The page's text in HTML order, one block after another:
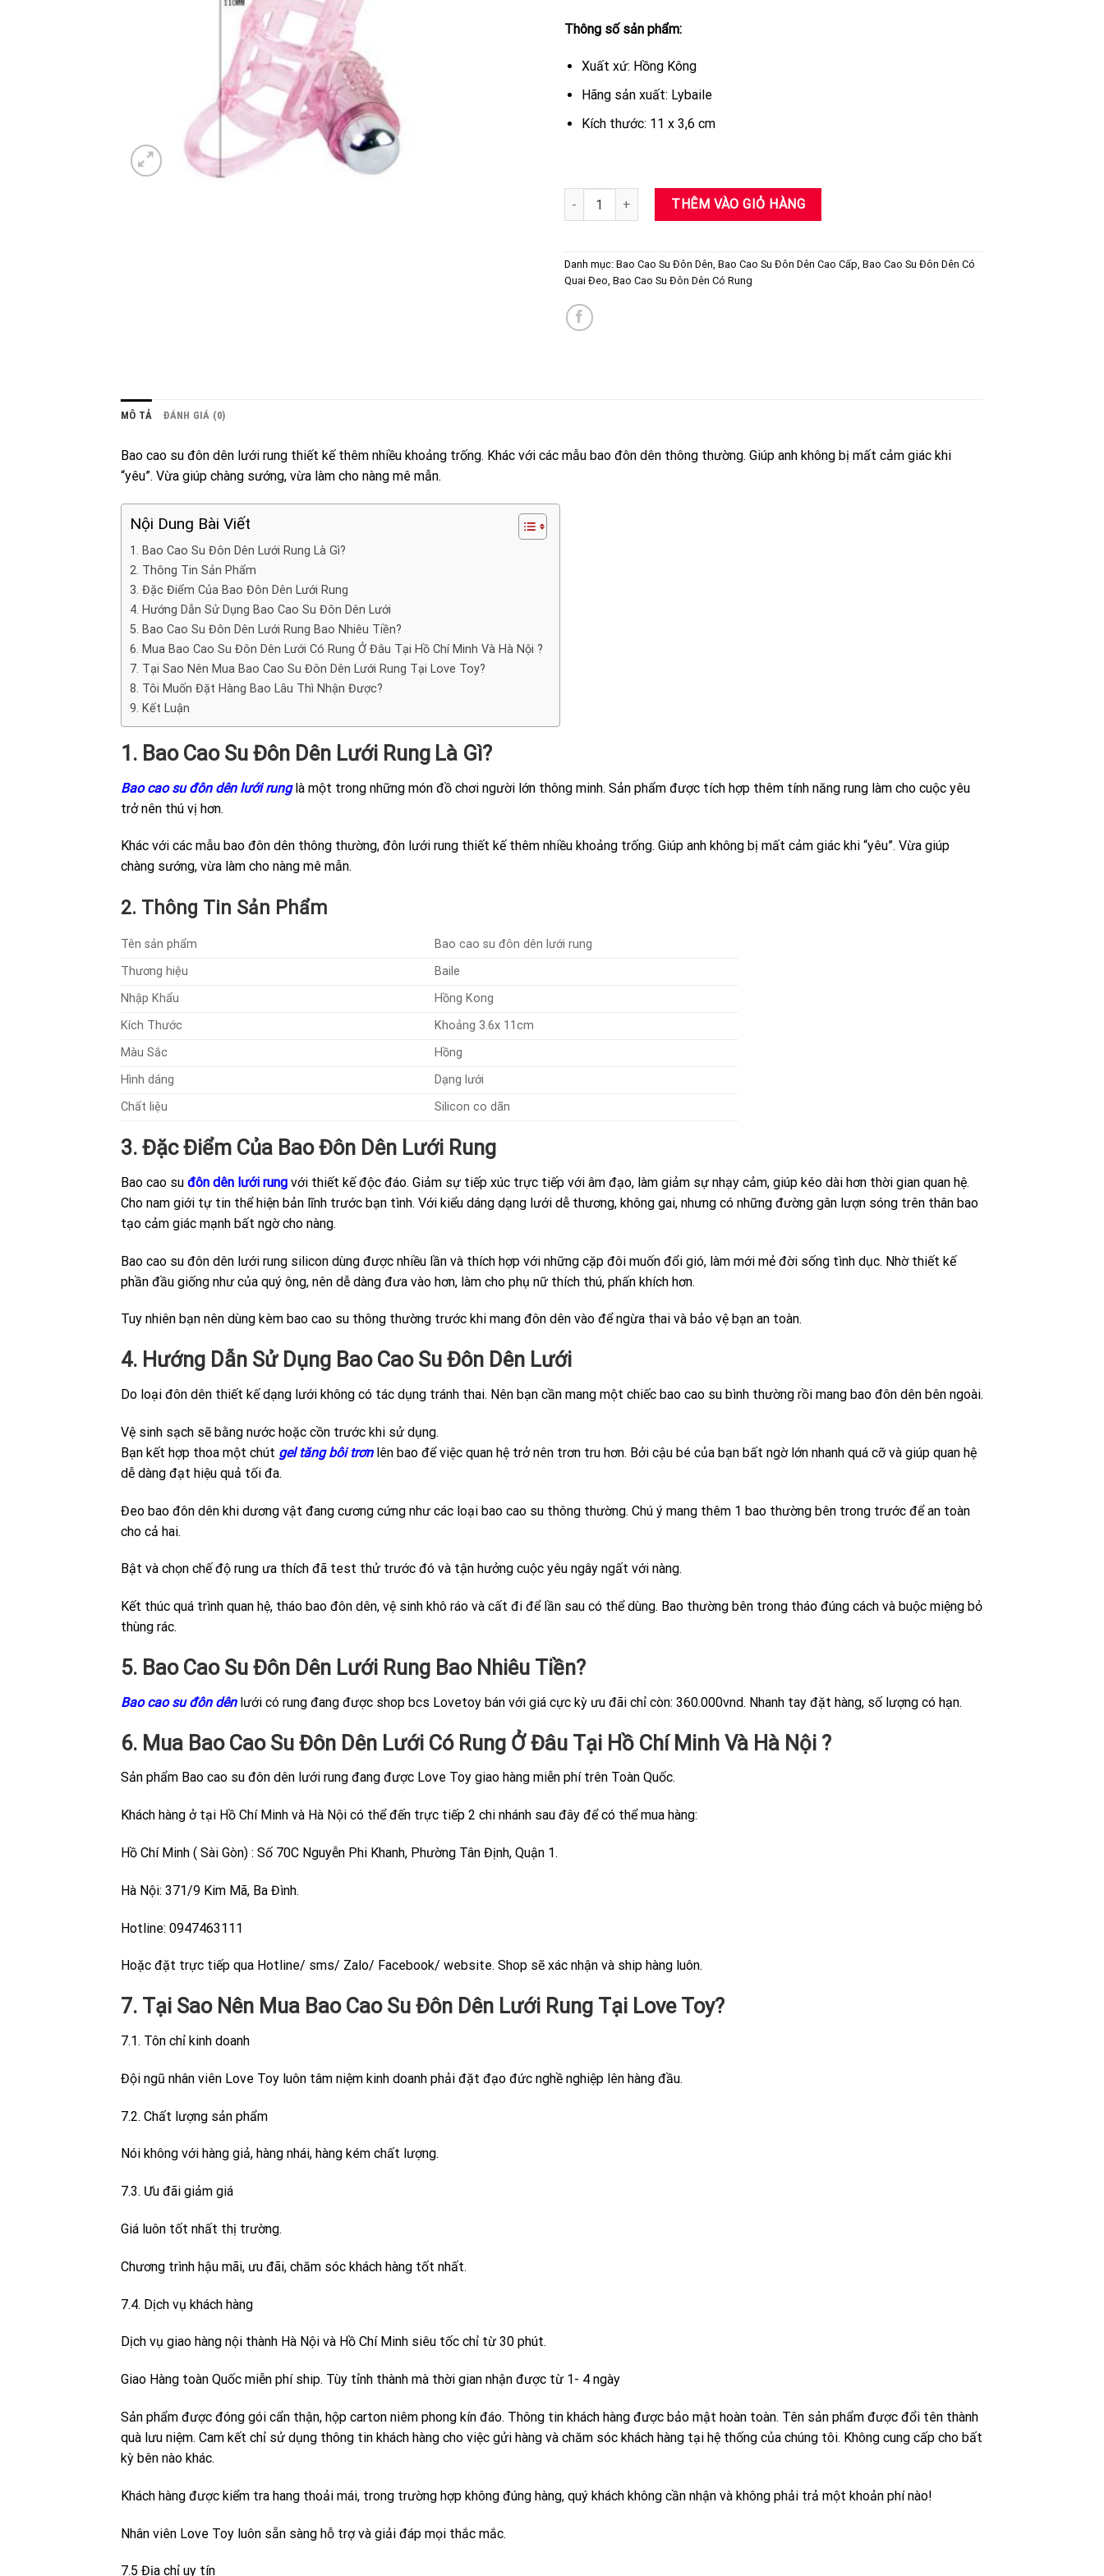
Thông số sản phẩm:
Xuất xứ: Hồng Kông
Hãng sản xuất: Lybaile
Kích thước: 11 x 3,6 cm
Bao Cao Su Đôn Dên Lưới Rung - Vừa Chân Thật Lại Khiến Nàng Mê Mẫn số lượng
THÊM VÀO GIỎ HÀNG
Danh mục: Bao Cao Su Đôn Dên, Bao Cao Su Đôn Dên Cao Cấp, Bao Cao Su Đôn Dên Có
Quai Đeo, Bao Cao Su Đôn Dên Có Rung
MÔ TẢ ĐÁNH GIÁ (0)
Bao cao su đôn dên lưới rung thiết kế thêm nhiều khoảng trống. Khác với các mẫu bao đôn dên thông thường. Giúp anh không bị mất cảm giác khi
“yêu”. Vừa giúp chàng sướng, vừa làm cho nàng mê mẫn.
Nội Dung Bài Viết
1. Bao Cao Su Đôn Dên Lưới Rung Là Gì?
2. Thông Tin Sản Phẩm
3. Đặc Điểm Của Bao Đôn Dên Lưới Rung
4. Hướng Dẫn Sử Dụng Bao Cao Su Đôn Dên Lưới
5. Bao Cao Su Đôn Dên Lưới Rung Bao Nhiêu Tiền?
6. Mua Bao Cao Su Đôn Dên Lưới Có Rung Ở Đâu Tại Hồ Chí Minh Và Hà Nội ?
7. Tại Sao Nên Mua Bao Cao Su Đôn Dên Lưới Rung Tại Love Toy?
8. Tôi Muốn Đặt Hàng Bao Lâu Thì Nhận Được?
9. Kết Luận
1. Bao Cao Su Đôn Dên Lưới Rung Là Gì?
Bao cao su đôn dên lưới runglà một trong những món đồ chơi người lớn thông minh. Sản phẩm được tích hợp thêm tính năng rung làm cho cuộc yêu
trở nên thú vị hơn.
Khác với các mẫu bao đôn dên thông thường, đôn lưới rung thiết kế thêm nhiều khoảng trống. Giúp anh không bị mất cảm giác khi “yêu”. Vừa giúp
chàng sướng, vừa làm cho nàng mê mẫn.
2. Thông Tin Sản Phẩm
Tên sản phẩm
Bao cao su đôn dên lưới rung
Thương hiệu
Baile
Nhập Khẩu
Hồng Kong
Kích Thước
Khoảng 3.6x 11cm
Màu Sắc
Hồng
Hình dáng
Dạng lưới
Chất liệu
Silicon co dãn
3. Đặc Điểm Của Bao Đôn Dên Lưới Rung
Bao cao su đôn dên lưới rung với thiết kế độc đáo. Giảm sự tiếp xúc trực tiếp với âm đạo, làm giảm sự nhạy cảm, giúp kéo dài hơn thời gian quan hệ.
Cho nam giới tự tin thể hiện bản lĩnh trước bạn tình. Với kiểu dáng dạng lưới dễ thương, không gai, nhưng có những đường gân lượn sóng trên thân bao
tạo cảm giác mạnh bất ngờ cho nàng.
Bao cao su đôn dên lưới rung silicon dùng được nhiều lần và thích hợp với những cặp đôi muốn đổi gió, làm mới mẻ đời sống tình dục. Nhờ thiết kế
phần đầu giống như của quý ông, nên dễ dàng đưa vào hơn, làm cho phụ nữ thích thú, phấn khích hơn.
Tuy nhiên bạn nên dùng kèm bao cao su thông thường trước khi mang đôn dên vào để ngừa thai và bảo vệ bạn an toàn.
4. Hướng Dẫn Sử Dụng Bao Cao Su Đôn Dên Lưới
Do loại đôn dên thiết kế dạng lưới không có tác dụng tránh thai. Nên bạn cần mang một chiếc bao cao su bình thường rồi mang bao đôn dên bên ngoài.
Vệ sinh sạch sẽ bằng nước hoặc cồn trước khi sử dụng.
Bạn kết hợp thoa một chút gel tăng bôi trơnlên bao để việc quan hệ trở nên trơn tru hơn. Bởi cậu bé của bạn bất ngờ lớn nhanh quá cỡ và giúp quan hệ
dễ dàng đạt hiệu quả tối đa.
Đeo bao đôn dên khi dương vật đang cương cứng như các loại bao cao su thông thường. Chú ý mang thêm 1 bao thường bên trong trước để an toàn
cho cả hai.
Bật và chọn chế độ rung ưa thích đã test thử trước đó và tận hưởng cuộc yêu ngây ngất với nàng.
Kết thúc quá trình quan hệ, tháo bao đôn dên, vệ sinh khô ráo và cất đi để lần sau có thể dùng. Bao thường bên trong tháo đúng cách và buộc miệng bỏ
thùng rác.
5. Bao Cao Su Đôn Dên Lưới Rung Bao Nhiêu Tiền?
Bao cao su đôn dênlưới có rung đang được shop bcs Lovetoy bán với giá cực kỳ ưu đãi chỉ còn: 360.000vnd. Nhanh tay đặt hàng, số lượng có hạn.
6. Mua Bao Cao Su Đôn Dên Lưới Có Rung Ở Đâu Tại Hồ Chí Minh Và Hà Nội ?
Sản phẩm Bao cao su đôn dên lưới rung đang được Love Toy giao hàng miễn phí trên Toàn Quốc.
Khách hàng ở tại Hồ Chí Minh và Hà Nội có thể đến trực tiếp 2 chi nhánh sau đây để có thể mua hàng:
Hồ Chí Minh ( Sài Gòn) : Số 70C Nguyễn Phi Khanh, Phường Tân Định, Quận 1.
Hà Nội: 371/9 Kim Mã, Ba Đình.
Hotline: 0947463111
Hoặc đặt trực tiếp qua Hotline/ sms/ Zalo/ Facebook/ website. Shop sẽ xác nhận và ship hàng luôn.
7. Tại Sao Nên Mua Bao Cao Su Đôn Dên Lưới Rung Tại Love Toy?
7.1. Tôn chỉ kinh doanh
Đội ngũ nhân viên Love Toy luôn tâm niệm kinh doanh phải đặt đạo đức nghề nghiệp lên hàng đầu.
7.2. Chất lượng sản phẩm
Nói không với hàng giả, hàng nhái, hàng kém chất lượng.
7.3. Ưu đãi giảm giá
Giá luôn tốt nhất thị trường.
Chương trình hậu mãi, ưu đãi, chăm sóc khách hàng tốt nhất.
7.4. Dịch vụ khách hàng
Dịch vụ giao hàng nội thành Hà Nội và Hồ Chí Minh siêu tốc chỉ từ 30 phút.
Giao Hàng toàn Quốc miễn phí ship. Tùy tỉnh thành mà thời gian nhận được từ 1- 4 ngày
Sản phẩm được đóng gói cẩn thận, hộp carton niêm phong kín đáo. Thông tin khách hàng được bảo mật hoàn toàn. Tên sản phẩm được đổi tên thành
quà lưu niệm. Cam kết chỉ sử dụng thông tin khách hàng cho việc gửi hàng và chăm sóc khách hàng tại hệ thống của chúng tôi. Không cung cấp cho bất
kỳ bên nào khác.
Khách hàng được kiểm tra hang thoải mái, trong trường hợp không đúng hàng, quý khách không cần nhận và không phải trả một khoản phí nào!
Nhân viên Love Toy luôn sẵn sàng hỗ trợ và giải đáp mọi thắc mắc.
7.5 Địa chỉ uy tín